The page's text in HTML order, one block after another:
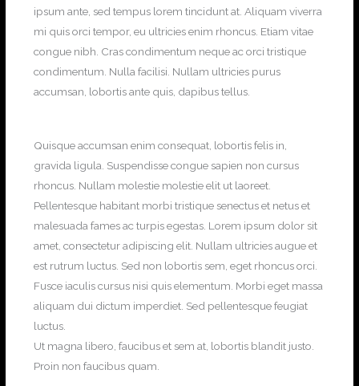
ipsum ante, sed tempus lorem tincidunt at. Aliquam viverra
mi quis orci tempor, eu ultricies enim rhoncus. Etiam vitae
congue nibh. Cras condimentum neque ac orci tristique
condimentum. Nulla facilisi. Nullam ultricies purus
accumsan, lobortis ante quis, dapibus tellus.
Quisque accumsan enim consequat, lobortis felis in,
gravida ligula. Suspendisse congue sapien non cursus
rhoncus. Nullam molestie molestie elit ut laoreet.
Pellentesque habitant morbi tristique senectus et netus et
malesuada fames ac turpis egestas. Lorem ipsum dolor sit
amet, consectetur adipiscing elit. Nullam ultricies augue et
est rutrum luctus. Sed non lobortis sem, eget rhoncus orci.
Fusce iaculis cursus nisi quis elementum. Morbi eget massa
aliquam dui dictum imperdiet. Sed pellentesque feugiat
luctus.
Ut magna libero, faucibus et sem at, lobortis blandit justo.
Proin non faucibus quam.